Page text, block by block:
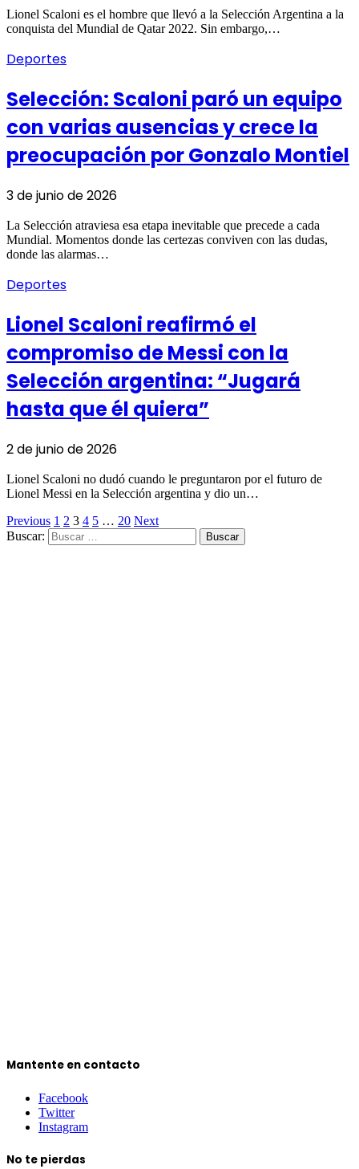
Lionel Scaloni es el hombre que llevó a la Selección Argentina a la
conquista del Mundial de Qatar 2022. Sin embargo,…
Deportes
Selección: Scaloni paró un equipo
con varias ausencias y crece la
preocupación por Gonzalo Montiel
3 de junio de 2026
La Selección atraviesa esa etapa inevitable que precede a cada
Mundial. Momentos donde las certezas conviven con las dudas,
donde las alarmas…
Deportes
Lionel Scaloni reafirmó el
compromiso de Messi con la
Selección argentina: “Jugará
hasta que él quiera”
2 de junio de 2026
Lionel Scaloni no dudó cuando le preguntaron por el futuro de
Lionel Messi en la Selección argentina y dio un…
Previous 1 2 3 4 5 … 20 Next
Buscar:
Mantente en contacto
Facebook
Twitter
Instagram
No te pierdas